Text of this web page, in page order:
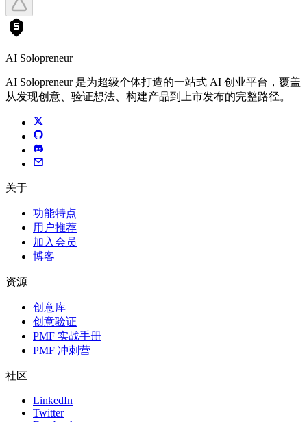
AI Solopreneur
AI Solopreneur 是为超级个体打造的一站式 AI 创业平台，覆盖
从发现创意、验证想法、构建产品到上市发布的完整路径。
关于
功能特点
用户推荐
加入会员
博客
资源
创意库
创意验证
PMF 实战手册
PMF 冲刺营
社区
LinkedIn
Twitter